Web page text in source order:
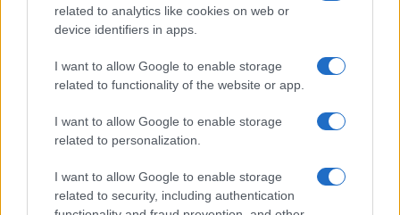
related to analytics like cookies on web or
device identifiers in apps.
I want to allow Google to enable storage
related to functionality of the website or app.
I want to allow Google to enable storage
related to personalization.
I want to allow Google to enable storage
related to security, including authentication
Az emberek hajlamosak azt hinni, hogy a
zsidó holokauszt 1945-ben véget ért, de
Izraelben 75 éve zajlik a „csendes
holokauszt”. Folyamatosan gyilkolják a
zsidókat, mert zsidók. Erre nem lehet
másképp tekinteni, nem lehet megérteni.
Ártatlan emberek meggyilkolása csak azért,